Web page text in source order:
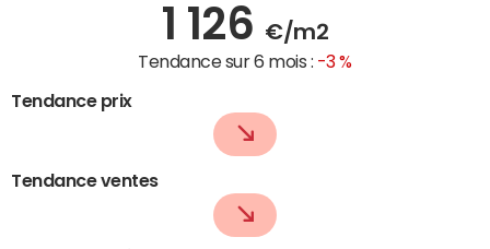
1 126 €/m2
Tendance sur 6 mois : -3 %
Tendance prix
Tendance ventes